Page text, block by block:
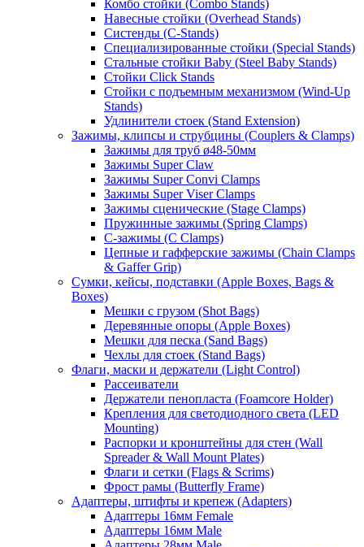
Комбо стойки (Combo Stands)
Навесные стойки (Overhead Stands)
Систенды (C-Stands)
Специализированные стойки (Special Stands)
Стальные стойки Baby (Steel Baby Stands)
Стойки Click Stands
Стойки с подъемным механизмом (Wind-Up
Stands)
Удлинители стоек (Stand Extension)
Зажимы, клипсы и струбцины (Couplers & Clamps)
Зажимы для труб ø48-50мм
Зажимы Super Claw
Зажимы Super Convi Clamps
Зажимы Super Viser Clamps
Зажимы сценические (Stage Clamps)
Пружинные зажимы (Spring Clamps)
С-зажимы (C Clamps)
Цепные и гафферские зажимы (Chain Clamps
& Gaffer Grip)
Сумки, кейсы, подставки (Apple Boxes, Bags &
Boxes)
Мешки с грузом (Shot Bags)
Деревянные опоры (Apple Boxes)
Мешки для песка (Sand Bags)
Чехлы для стоек (Stand Bags)
Флаги, маски и держатели (Light Control)
Рассеиватели
Держатели пенопласта (Foamcore Holder)
Крепления для светодиодного света (LED
Mounting)
Распорки и кронштейны для стен (Wall
Spreader & Wall Mount Plates)
Флаги и сетки (Flags & Scrims)
Фрост рамы (Butterfly Frame)
Адаптеры, штифты и крепеж (Adapters)
Адаптеры 16мм Female
Адаптеры 16мм Male